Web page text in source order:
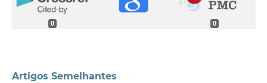
0 0
Artigos Semelhantes